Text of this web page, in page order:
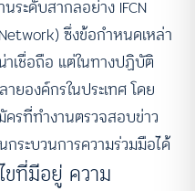
ระดับสากลอย่าง IFCN
ซึ่งข้อกำหนดเหล่า
เชื่อถือ แต่ในทางปฏิบัติ
ยองค์กรในประเทศ โดย
ครที่ทำงานตรวจสอบข่าว
กระบวนการความร่วมมือได้
ขที่มีอยู่ ความ